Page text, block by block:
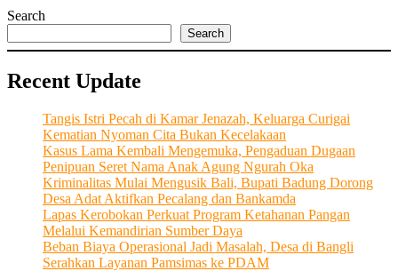
Search
Search
Recent Update
Tangis Istri Pecah di Kamar Jenazah, Keluarga Curigai
Kematian Nyoman Cita Bukan Kecelakaan
Kasus Lama Kembali Mengemuka, Pengaduan Dugaan
Penipuan Seret Nama Anak Agung Ngurah Oka
Kriminalitas Mulai Mengusik Bali, Bupati Badung Dorong
Desa Adat Aktifkan Pecalang dan Bankamda
Lapas Kerobokan Perkuat Program Ketahanan Pangan
Melalui Kemandirian Sumber Daya
Beban Biaya Operasional Jadi Masalah, Desa di Bangli
Serahkan Layanan Pamsimas ke PDAM